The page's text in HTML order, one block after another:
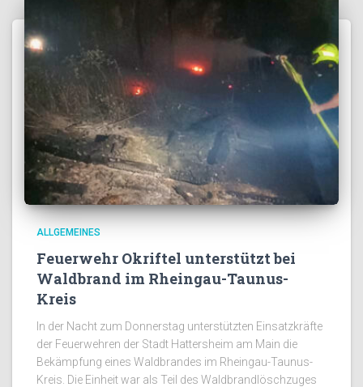
ALLGEMEINES
Feuerwehr Okriftel unterstützt bei
Waldbrand im Rheingau-Taunus-
Kreis
In der Nacht zum Donnerstag unterstützten Einsatzkräfte
der Feuerwehren der Stadt Hattersheim am Main die
Bekämpfung eines Waldbrandes im Rheingau-Taunus-
Kreis. Die Einheit war als Teil des Waldbrandlöschzuges